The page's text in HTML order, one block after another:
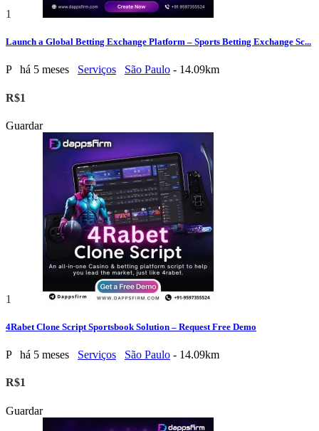
1
Launch a Global Betting Exchange Platform – Sports Betting Exchange Sc...
P há 5 meses Serviços São Paulo - 14.09km
R$1
Guardar
1
4Rabet Clone Script Sportsbook Solution – Request Free Demo
P há 5 meses Serviços São Paulo - 14.09km
R$1
Guardar